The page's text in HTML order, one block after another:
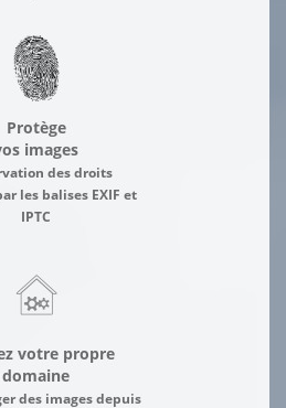
Protège
images
des droits
les balises EXIF et
IPTC
votre propre
domaine
des images depuis